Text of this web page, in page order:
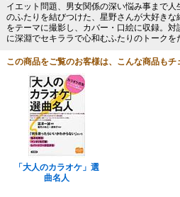
イエット問題、男女関係の深い悩み事まで
のふたりを結びつけた、星野さんが大好きな
をテーマに撮影し、カバー・口絵に収録。
に深淵でセキララで心和むふたりのトークを
この商品をご覧のお客様は、こんな商品もチ
「大人のカラオケ」選
曲名人